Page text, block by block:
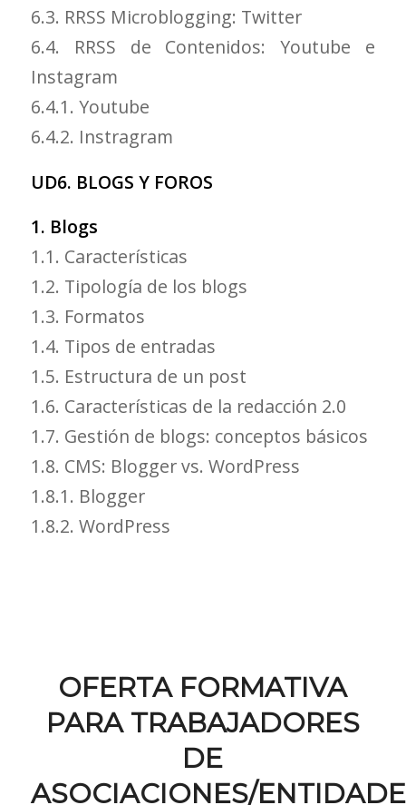
6.3. RRSS Microblogging: Twitter
6.4. RRSS de Contenidos: Youtube e
Instagram
6.4.1. Youtube
6.4.2. Instragram
UD6. BLOGS Y FOROS
1. Blogs
1.1. Características
1.2. Tipología de los blogs
1.3. Formatos
1.4. Tipos de entradas
1.5. Estructura de un post
1.6. Características de la redacción 2.0
1.7. Gestión de blogs: conceptos básicos
1.8. CMS: Blogger vs. WordPress
1.8.1. Blogger
1.8.2. WordPress
OFERTA FORMATIVA
PARA TRABAJADORES
DE
ASOCIACIONES/